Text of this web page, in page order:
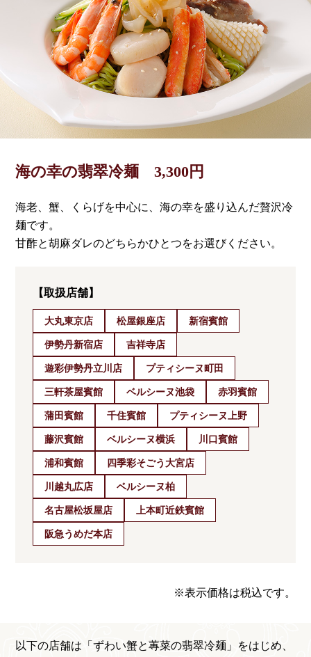
海の幸の翡翠冷麺 3,300円
海老、蟹、くらげを中心に、海の幸を盛り込んだ贅沢冷
麺です。
甘酢と胡麻ダレのどちらかひとつをお選びください。
【取扱店舗】
大丸東京店 松屋銀座店 新宿賓館
伊勢丹新宿店 吉祥寺店
遊彩伊勢丹立川店 プティシーヌ町田
三軒茶屋賓館 ベルシーヌ池袋 赤羽賓館
蒲田賓館 千住賓館 プティシーヌ上野
藤沢賓館 ベルシーヌ横浜 川口賓館
浦和賓館 四季彩そごう大宮店
川越丸広店 ベルシーヌ柏
名古屋松坂屋店 上本町近鉄賓館
阪急うめだ本店
※表示価格は税込です。
以下の店舗は「ずわい蟹と蓴菜の翡翠冷麺」をはじめ、